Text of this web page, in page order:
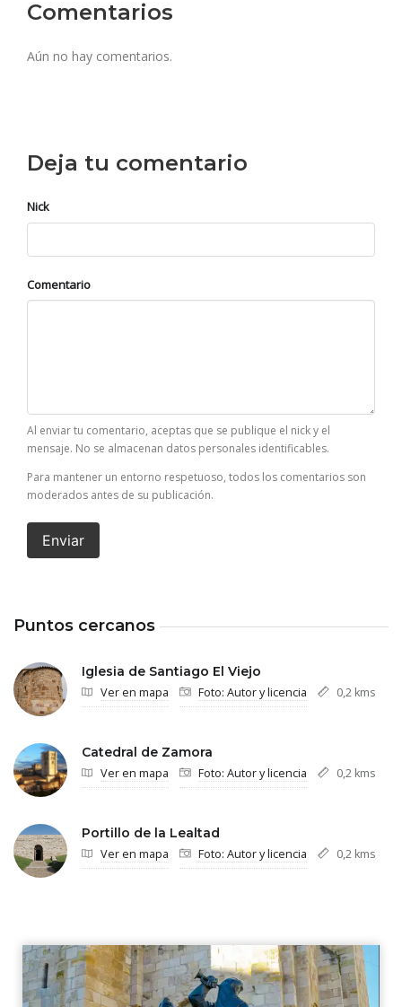
Comentarios
Aún no hay comentarios.
Deja tu comentario
Nick
Comentario
Al enviar tu comentario, aceptas que se publique el nick y el
mensaje. No se almacenan datos personales identificables.
Para mantener un entorno respetuoso, todos los comentarios son
moderados antes de su publicación.
Enviar
Puntos cercanos
Iglesia de Santiago El Viejo
Ver en mapa Foto: Autor y licencia 0,2 kms
Catedral de Zamora
Ver en mapa Foto: Autor y licencia 0,2 kms
Portillo de la Lealtad
Ver en mapa Foto: Autor y licencia 0,2 kms